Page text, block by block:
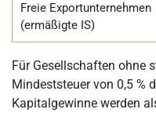
Freie Exportunternehmen
(ermäßigte IS)
Für Gesellschaften ohne
Mindeststeuer von 0,5 %
Kapitalgewinne werden